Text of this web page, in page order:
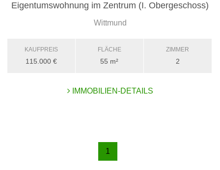
Eigentumswohnung im Zentrum (I. Obergeschoss)
Wittmund
KAUFPREIS
115.000 €
FLÄCHE
55 m²
ZIMMER
2
IMMOBILIEN-DETAILS
1